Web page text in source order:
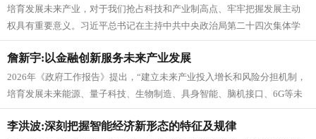
培育发展未来产业，对于我们抢占科技和产业制高点、牢牢把握发展主动
权具有重要意义。习近平总书记在主持中共中央政治局第二十四次集体学
习时强调，“要站在推进强国建设、...
詹新宇:以金融创新服务未来产业发展
2026年《政府工作报告》提出，“建立未来产业投入增长和风险分担机制，
培育发展未来能源、量子科技、生物制造、具身智能、脑机接口、6G等未
来产业”。未来产业由前沿...
李洪波:深刻把握智能经济新形态的特征及规律